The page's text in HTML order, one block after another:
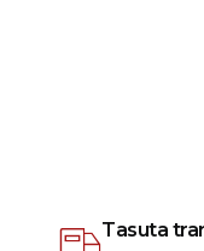
Tasuta